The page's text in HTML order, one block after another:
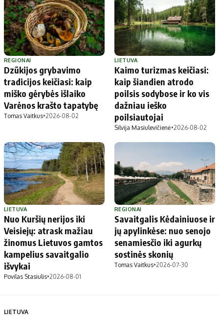
REGIONAI
Dzūkijos grybavimo
tradicijos keičiasi: kaip
miško gėrybės išlaiko
Varėnos krašto tapatybę
Tomas Vaitkus•2026-08-02
LIETUVA
Kaimo turizmas keičiasi:
kaip šiandien atrodo
poilsis sodybose ir ko vis
dažniau ieško
poilsiautojai
Silvija Masiulevičienė•2026-08-02
LIETUVA
Nuo Kuršių nerijos iki
Veisiejų: atrask mažiau
žinomus Lietuvos gamtos
kampelius savaitgalio
išvykai
Povilas Stasiulis•2026-08-01
REGIONAI
Savaitgalis Kėdainiuose ir
jų apylinkėse: nuo senojo
senamiesčio iki agurkų
sostinės skonių
Tomas Vaitkus•2026-07-30
LIETUVA